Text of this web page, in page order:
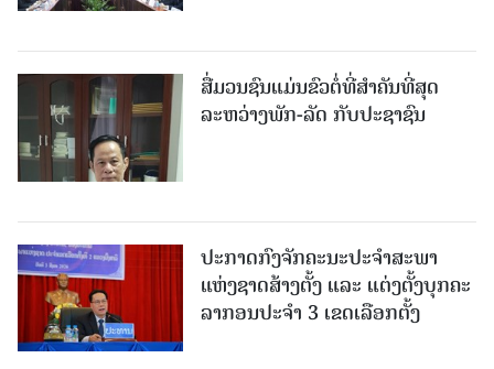
ສື່ມວນຊົນແມ່ນຂົວຕໍ່ທີ່ສໍາຄັນທີ່ສຸດ
ລະຫວ່າງພັກ-ລັດ ກັບປະຊາຊົນ
ປະກາດກົງຈັກຄະນະປະຈໍາສະພາ
ແຫ່ງຊາດສ້າງຕັ້ງ ແລະ ແຕ່ງຕັ້ງບຸກຄະ
ລາກອນປະຈໍາ 3 ເຂດເລືອກຕັ້ງ